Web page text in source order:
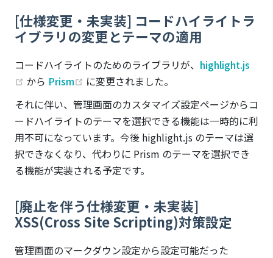
[仕様変更・未実装] コードハイライトラ
イブラリの変更とテーマの適用
コードハイライトのためのライブラリが、 highlight.js
(opens new window)
から Prism (opens new window)
に変更されました。
それに伴い、管理画面のカスタマイズ設定ページからコ
ードハイライトのテーマを選択できる機能は一時的に利
用不可になっています。今後 highlight.js のテーマは選
択できなくなり、代わりに Prism のテーマを選択でき
る機能が実装される予定です。
[廃止を伴う仕様変更・未実装]
XSS(Cross Site Scripting)対策設定
管理画面のマークダウン設定から設定可能だった